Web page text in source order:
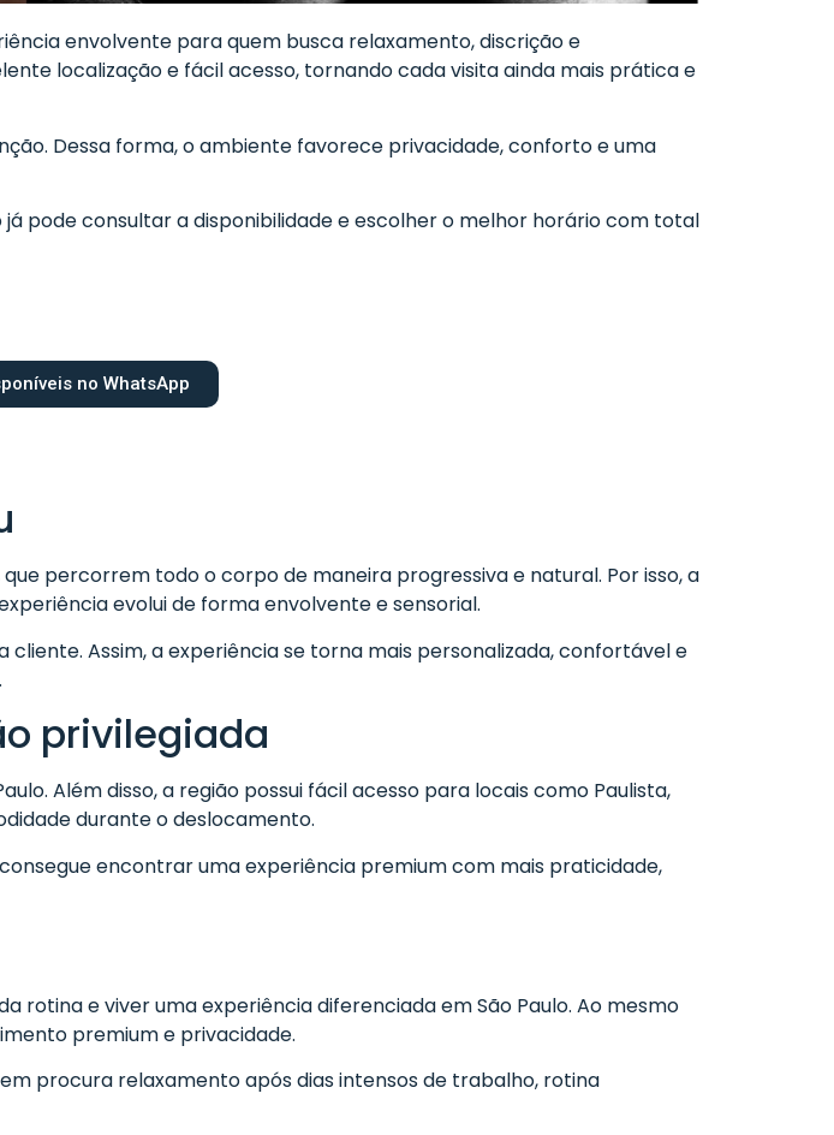
envolvente para quem busca relaxamento, discrição e
localização e fácil acesso, tornando cada visita ainda mais prática e
Dessa forma, o ambiente favorece privacidade, conforto e uma
pode consultar a disponibilidade e escolher o melhor horário com total
no WhatsApp
percorrem todo o corpo de maneira progressiva e natural. Por isso, a
evolui de forma envolvente e sensorial.
Assim, a experiência se torna mais personalizada, confortável e
privilegiada
Além disso, a região possui fácil acesso para locais como Paulista,
durante o deslocamento.
encontrar uma experiência premium com mais praticidade,
rotina e viver uma experiência diferenciada em São Paulo. Ao mesmo
premium e privacidade.
procura relaxamento após dias intensos de trabalho, rotina